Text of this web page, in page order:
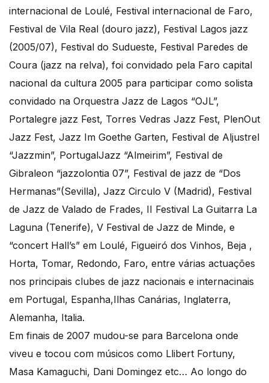
internacional de Loulé, Festival internacional de Faro,
Festival de Vila Real (douro jazz), Festival Lagos jazz
(2005/07), Festival do Sudueste, Festival Paredes de
Coura (jazz na relva), foi convidado pela Faro capital
nacional da cultura 2005 para participar como solista
convidado na Orquestra Jazz de Lagos “OJL”,
Portalegre jazz Fest, Torres Vedras Jazz Fest, PlenOut
Jazz Fest, Jazz Im Goethe Garten, Festival de Aljustrel
“Jazzmin”, PortugalJazz “Almeirim”, Festival de
Gibraleon “jazzolontia 07”, Festival de jazz de “Dos
Hermanas”(Sevilla), Jazz Circulo V (Madrid), Festival
de Jazz de Valado de Frades, II Festival La Guitarra La
Laguna (Tenerife), V Festival de Jazz de Minde, e
“concert Hall’s” em Loulé, Figueiró dos Vinhos, Beja ,
Horta, Tomar, Redondo, Faro, entre várias actuações
nos principais clubes de jazz nacionais e internacinais
em Portugal, Espanha,Ilhas Canárias, Inglaterra,
Alemanha, Italia.
Em finais de 2007 mudou-se para Barcelona onde
viveu e tocou com músicos como Llibert Fortuny,
Masa Kamaguchi, Dani Domingez etc… Ao longo do